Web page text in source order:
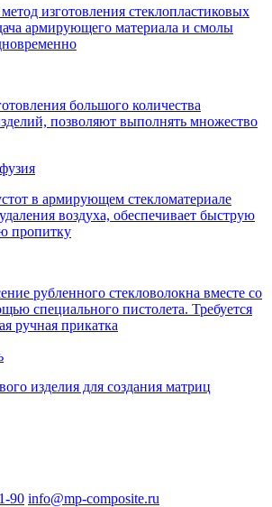
изготовления стеклопластиковых
армирующего материала и смолы
большого количества
позволяют выполнять множество
в армирующем стекломатериале
воздуха, обеспечивает быструю
пропитку
рубленного стекловолокна вместе со
специального пистолета. Требуется
ручная прикатка
изделия для создания матриц
90 info@mp-composite.ru